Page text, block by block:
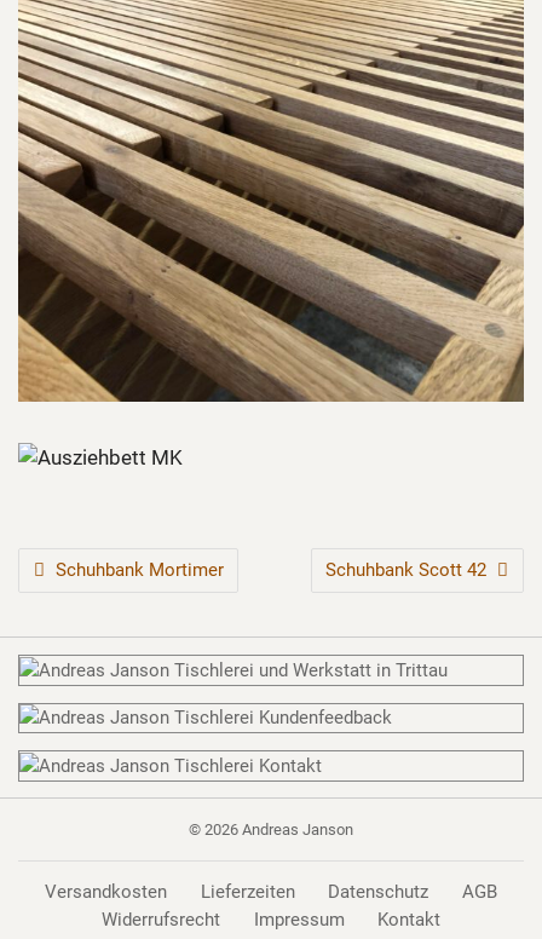
BEITRAGSNAVIGATIONSchuhbank Mortimer Schuhbank Scott 42
© 2026 Andreas Janson
Versandkosten Lieferzeiten Datenschutz
AGB
Widerrufsrecht
Impressum Kontakt